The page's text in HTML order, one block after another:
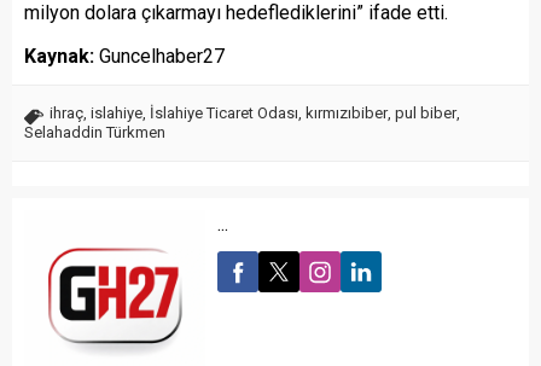
milyon dolara çıkarmayı hedeflediklerini” ifade etti.​​
Kaynak: Guncelhaber27
ihraç, islahiye, İslahiye Ticaret Odası, kırmızıbiber, pul biber,
Selahaddin Türkmen
...